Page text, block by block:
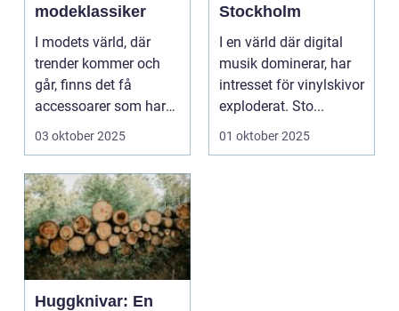
modeklassiker
I modets värld, där
trender kommer och
går, finns det få
accessoarer som har
s...
03 oktober 2025
Stockholm
I en värld där digital
musik dominerar, har
intresset för vinylskivor
exploderat. Sto...
01 oktober 2025
Huggknivar: En